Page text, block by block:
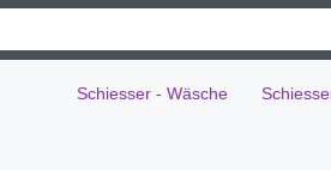
Schiesser - Wäsche